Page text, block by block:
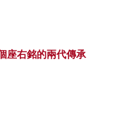
座右銘的兩代傳承